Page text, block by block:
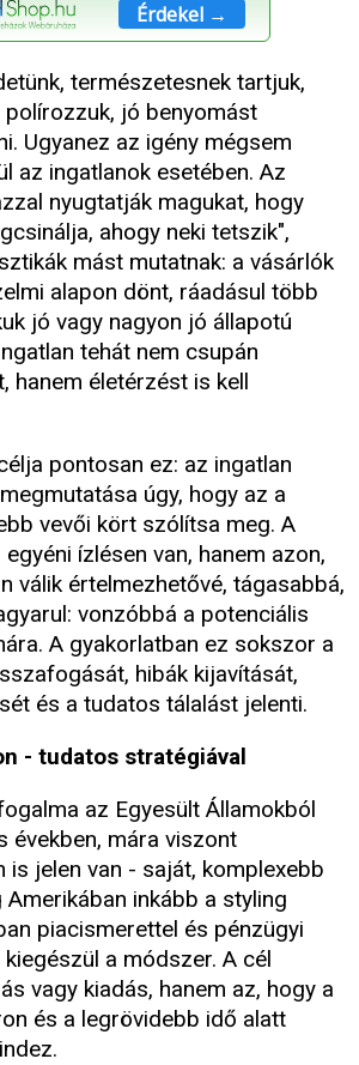
Érdekel →
természetesnek tartjuk,
polírozzuk, jó benyomást
Ugyanez az igény mégsem
az ingatlanok esetében. Az
nyugtatják magukat, hogy
ahogy neki tetszik",
mást mutatnak: a vásárlók
alapon dönt, ráadásul több
jó vagy nagyon jó állapotú
tehát nem csupán
hanem életérzést is kell
pontosan ez: az ingatlan
úgy, hogy az a
vevői kört szólítsa meg. A
ízlésen van, hanem azon,
válik értelmezhetővé, tágasabbá,
vonzóbbá a potenciális
A gyakorlatban ez sokszor a
hibák kijavítását,
és a tudatos tálalást jelenti.
- tudatos stratégiával
az Egyesült Államokból
években, mára viszont
is jelen van - saját, komplexebb
inkább a styling
piacismerettel és pénzügyi
a módszer. A cél
vagy kiadás, hanem az, hogy a
és a legrövidebb idő alatt